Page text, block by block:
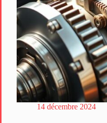
14 décembre 2024